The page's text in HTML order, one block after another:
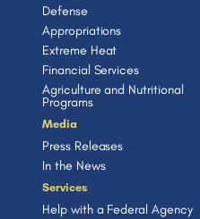
Defense
Appropriations
Extreme Heat
Financial Services
Agriculture and Nutritional
Programs
Media
Press Releases
In the News
Services
Help with a Federal Agency